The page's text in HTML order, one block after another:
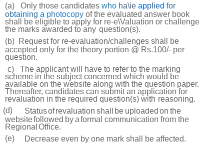
(a)
Only those candidates who ha\ie applied for
obtaining a photocopy of the evaluated answer book
shall be eligible to apply for re-e\Valuation or challenge
the marks awarded to any question(s).
(b) Request for re-evaluation/challenges shall be
accepted only for the theory portion @ Rs.100/- per
question.
The applicant will have to refer to the marking
scheme in the subject concerned which would be
available on the website along with the question paper.
Thereafter, candidates can submit an application for
revaluation in the required question(s) with reasoning.
(d)
Statusofrevaluation shall be uploaded on the
websitefollowed byaformal communication from the
Regional Office.
(e)
Decrease even by one mark shall be affected.